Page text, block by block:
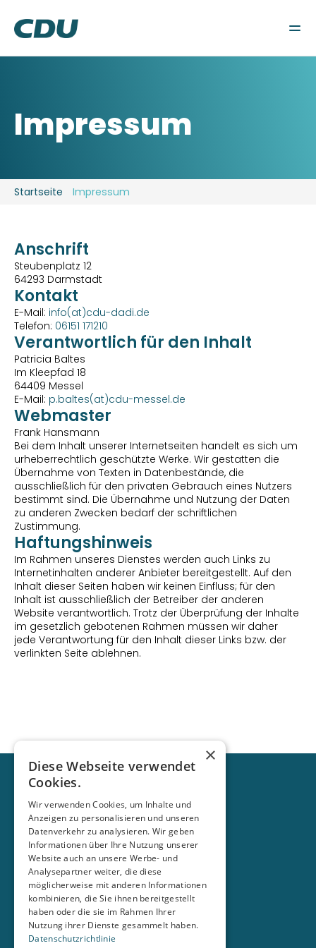
Wahlen
Kontakt
Impressum
Startseite Impressum
Anschrift
Steubenplatz 12
64293 Darmstadt
Kontakt
E-Mail: info(at)cdu-dadi.de
Telefon: 06151 171210
Verantwortlich für den Inhalt
Patricia Baltes
Im Kleepfad 18
64409 Messel
E-Mail: p.baltes(at)cdu-messel.de
Webmaster
Frank Hansmann
Bei dem Inhalt unserer Internetseiten handelt es sich um
urheberrechtlich geschützte Werke. Wir gestatten die
Übernahme von Texten in Datenbestände, die
ausschließlich für den privaten Gebrauch eines Nutzers
bestimmt sind. Die Übernahme und Nutzung der Daten
zu anderen Zwecken bedarf der schriftlichen
Zustimmung.
Haftungshinweis
Im Rahmen unseres Dienstes werden auch Links zu
Internetinhalten anderer Anbieter bereitgestellt. Auf den
Inhalt dieser Seiten haben wir keinen Einfluss; für den
Inhalt ist ausschließlich der Betreiber der anderen
Website verantwortlich. Trotz der Überprüfung der Inhalte
im gesetzlich gebotenen Rahmen müssen wir daher
jede Verantwortung für den Inhalt dieser Links bzw. der
verlinkten Seite ablehnen.
Menü
Wahlen
Gemeindeverband
Fraktion
Aktuelles
Soziale Medien
Instagram
Facebook
×
Diese Webseite verwendet
Cookies.
Wir verwenden Cookies, um Inhalte und
Anzeigen zu personalisieren und unseren
Datenverkehr zu analysieren. Wir geben
Informationen über Ihre Nutzung unserer
Website auch an unsere Werbe- und
Analysepartner weiter, die diese
möglicherweise mit anderen Informationen
kombinieren, die Sie ihnen bereitgestellt
haben oder die sie im Rahmen Ihrer
Nutzung ihrer Dienste gesammelt haben.
Datenschutzrichtlinie